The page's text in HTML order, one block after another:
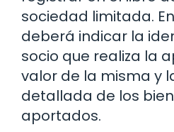
sociedad limitada.
deberá indicar la
socio que realiza la
valor de la misma y
detallada de los
aportados.